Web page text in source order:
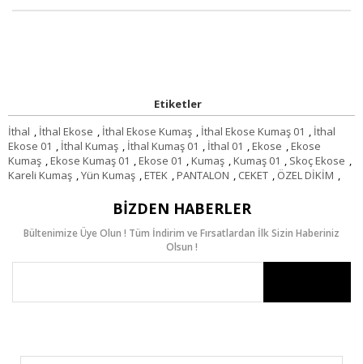
Etiketler
İthal , İthal Ekose , İthal Ekose Kumaş , İthal Ekose Kumaş 01 , İthal
Ekose 01 , İthal Kumaş , İthal Kumaş 01 , İthal 01 ,Ekose ,Ekose
Kumaş ,Ekose Kumaş 01 ,Ekose 01 ,Kumaş ,Kumaş 01 , Skoç Ekose ,
Kareli Kumaş ,Yün Kumaş ,ETEK ,PANTALON , CEKET , ÖZEL DİKİM ,
BIZDEN HABERLER
Bültenimize Üye Olun ! Tüm İndirim ve Fırsatlardan İlk Sizin Haberiniz
Olsun !